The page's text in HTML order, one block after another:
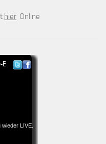
hier Online